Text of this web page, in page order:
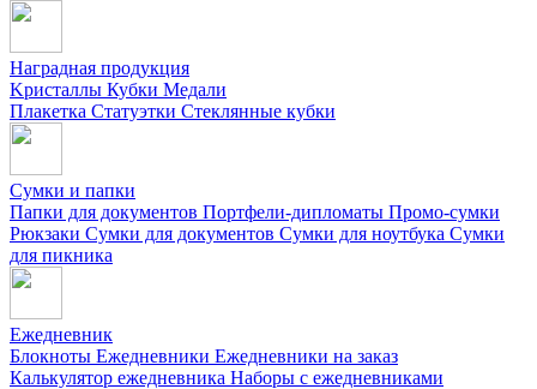
Наградная продукция
Kристаллы Кубки Медали
Плакетка Статуэтки Стеклянные кубки
Сумки и папки
Папки для документов Портфели-дипломаты Промо-сумки
Рюкзаки Сумки для документов Сумки для ноутбука Сумки
для пикника
Ежедневник
Блокноты Ежедневники Ежедневники на заказ
Калькулятор ежедневника Наборы с ежедневниками